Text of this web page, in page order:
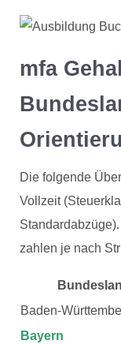
mfa
Die folgende
Vollzeit
zahlen je nach
Baden-
Bayern